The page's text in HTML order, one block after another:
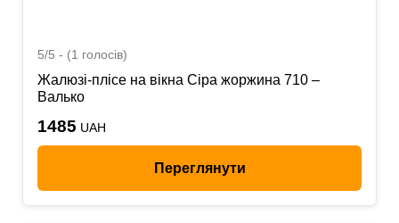
5/5 - (1 голосів)
Жалюзі-плісе на вікна Сіра жоржина 710 –
Валько
1485 UAH
Переглянути